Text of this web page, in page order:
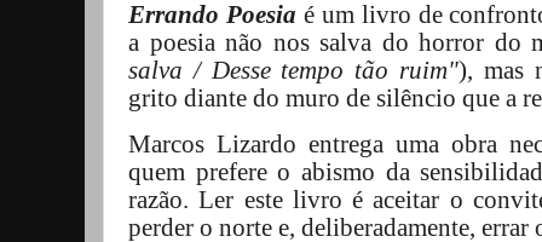
Errando Poesia é um livro de
a poesia não nos salva do horror do
salva / Desse tempo tão ruim"), mas
grito diante do muro de silêncio que a
Marcos Lizardo entrega uma obra
quem prefere o abismo da
razão. Ler este livro é aceitar o
perder o norte e, deliberadamente, errar